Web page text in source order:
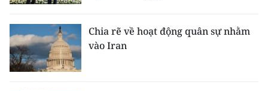
Chia rẽ về hoạt động quân sự nhằm
vào Iran